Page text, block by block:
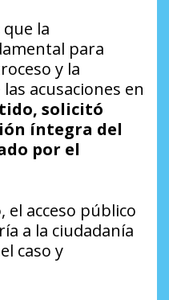
la
para
y la
acusaciones en
solicitó
íntegra del
por el
el acceso público
a la ciudadanía
caso y